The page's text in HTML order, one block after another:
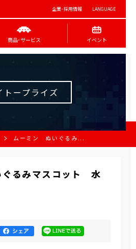
企業･採用情報 LANGUAGE
商品･サービス イベント
トープライズ
ムーミン ぬいぐるみ...
るみマスコット 水